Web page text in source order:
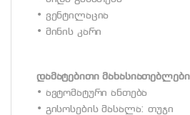
• ვენტილაცია
• მინის კარი
დამატებითი მახასიათებლები
• ავტომატური ანთება
• გისოსების მასალა: თუჯი